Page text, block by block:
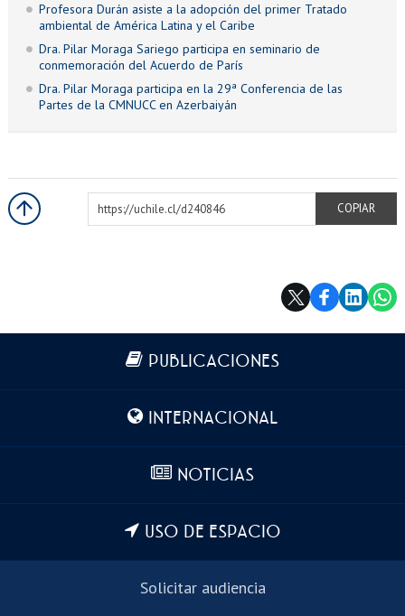
Profesora Durán asiste a la adopción del primer Tratado
ambiental de América Latina y el Caribe
Dra. Pilar Moraga Sariego participa en seminario de
conmemoración del Acuerdo de París
Dra. Pilar Moraga participa en la 29ª Conferencia de las
Partes de la CMNUCC en Azerbaiyán
https://uchile.cl/d240846
COPIAR
Más información
PUBLICACIONES
INTERNACIONAL
NOTICIAS
USO DE ESPACIO
Solicitar audiencia